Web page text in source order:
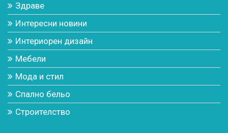
Здраве
Интересни новини
Интериорен дизайн
Мебели
Мода и стил
Спално бельо
Строителство